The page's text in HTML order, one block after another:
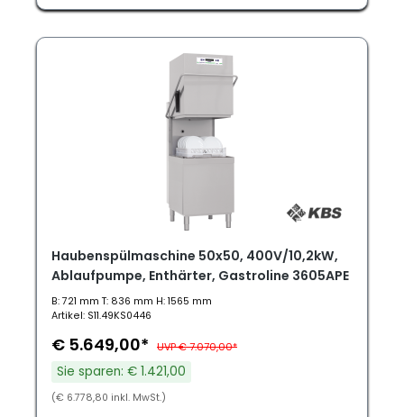
Haubenspülmaschine 50x50, 400V/10,2kW,
Ablaufpumpe, Enthärter, Gastroline 3605APE
B: 721 mm T: 836 mm H: 1565 mm
Artikel: S11.49KS0446
€ 5.649,00* UVP € 7.070,00*
Sie sparen: € 1.421,00
(€ 6.778,80 inkl. MwSt.)